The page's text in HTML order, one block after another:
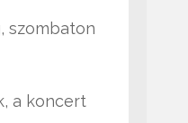
szombaton
a koncert